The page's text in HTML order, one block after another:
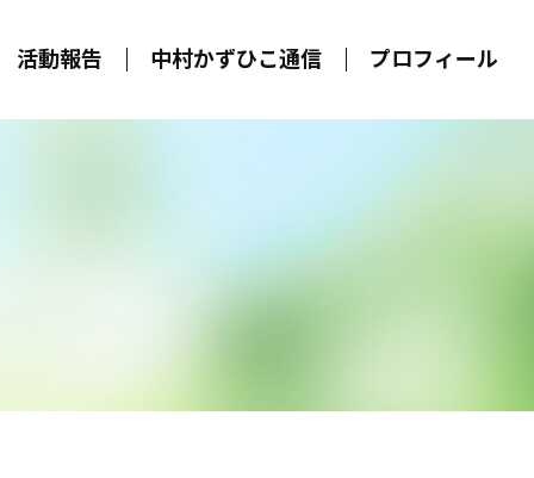
活動報告 中村かずひこ通信 プロフィール